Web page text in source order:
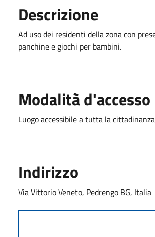
Descrizione
Ad uso dei residenti della zona con
panchine e giochi per bambini.
Modalità d'accesso
Luogo accessibile a tutta la
Indirizzo
Via Vittorio Veneto, Pedrengo BG, Italia